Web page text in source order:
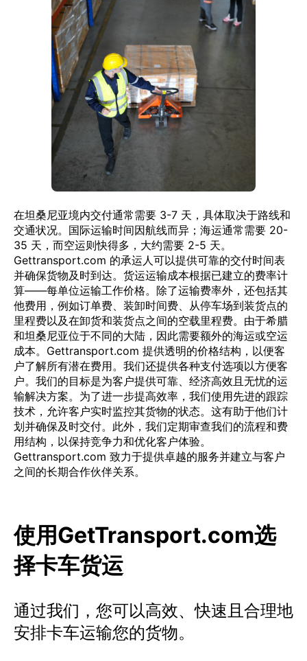
在坦桑尼亚境内交付通常需要 3-7 天，具体取决于路线和
交通状况。国际运输时间因航线而异；海运通常需要 20-
35 天，而空运则快得多，大约需要 2-5 天。
Gettransport.com 的承运人可以提供可靠的交付时间表
并确保货物及时到达。货运运输成本根据已建立的费率计
算——每单位运输工作价格。除了运输费率外，还包括其
他费用，例如订单费、装卸时间费、从停车场到装货点的
里程费以及在卸货和装货点之间的空载里程费。由于希腊
和坦桑尼亚位于不同的大陆，因此需要额外的海运或空运
成本。Gettransport.com 提供透明的价格结构，以便客
户了解所有潜在费用。我们还提供各种支付选项以方便客
户。我们的目标是为客户提供可靠、经济高效且无忧的运
输解决方案。为了进一步提高效率，我们使用先进的跟踪
技术，允许客户实时监控其货物的状态。这有助于他们计
划并确保及时交付。此外，我们定期审查我们的流程和费
用结构，以保持竞争力和优化客户体验。
Gettransport.com 致力于提供卓越的服务并建立与客户
之间的长期合作伙伴关系。
使用GetTransport.com选
择卡车货运
通过我们，您可以高效、快速且合理地
安排卡车运输您的货物。